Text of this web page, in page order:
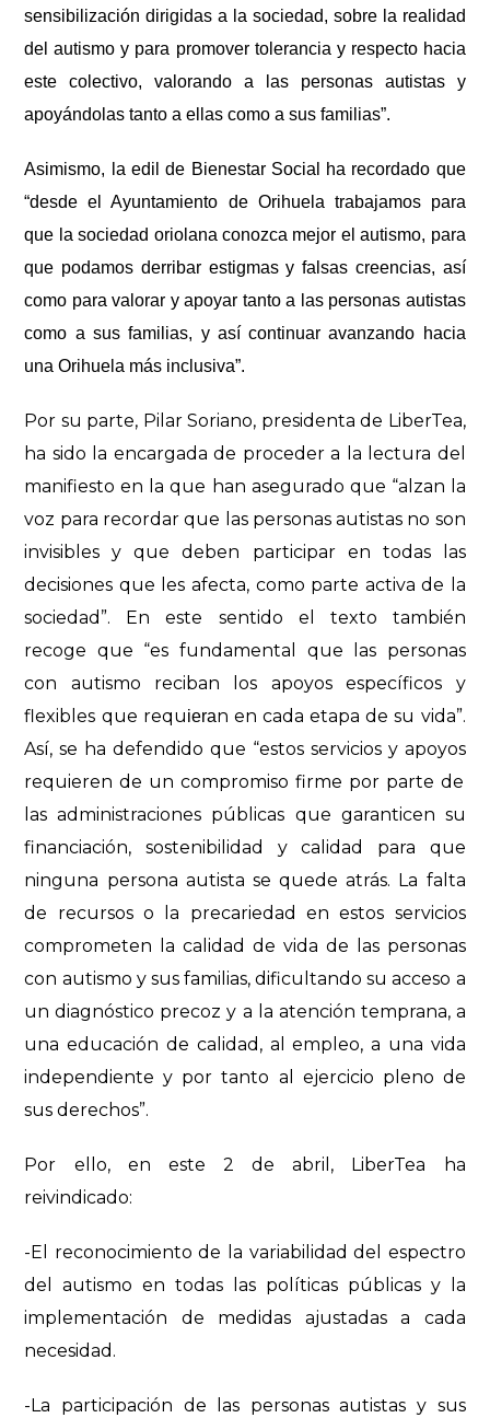
sensibilización dirigidas a la sociedad, sobre la realidad
del autismo y para promover tolerancia y respecto hacia
este colectivo, valorando a las personas autistas y
apoyándolas tanto a ellas como a sus familias”.
Asimismo, la edil de Bienestar Social ha recordado que
“desde el Ayuntamiento de Orihuela trabajamos para
que la sociedad oriolana conozca mejor el autismo, para
que podamos derribar estigmas y falsas creencias, así
como para valorar y apoyar tanto a las personas autistas
como a sus familias, y así continuar avanzando hacia
una Orihuela más inclusiva”.
Por su parte, Pilar Soriano, presidentade LiberTea,
ha sido la encargada de proceder a la lectura del
manifesto en la que han asegurado que “alzan la
voz para recordar que las personas autistas no son
invisibles y que deben participar en todas las
decisiones que les afecta, como parte activa de la
sociedad”. En este sentido el texto también
recoge que “es fundamental que las personas
con autismo reciban los apoyos específicos y
flexibles que requieran en cada etapa de su vida”.
Así, se ha defendido que “estos servicios y apoyos
requieren de un compromiso firme por parte de
las administraciones públicas que garanticen su
financiación, sostenibilidad y calidad para que
ninguna persona autista se quede atrás. La falta
de recursos o la precariedad en estos servicios
comprometen la calidad de vida de las personas
con autismo y sus familias, dificultando su acceso a
un diagnóstico precoz y a la atención temprana, a
una educación de calidad, al empleo, a una vida
independiente y por tanto al ejercicio pleno de
sus derechos”.
Por ello, en este 2 de abril, LiberTea ha
reivindicado:
-El reconocimiento de la variabilidad del espectro
del autismo en todas las políticas públicas y la
implementación de medidas ajustadas a cada
necesidad.
-La participación de las personas autistas y sus